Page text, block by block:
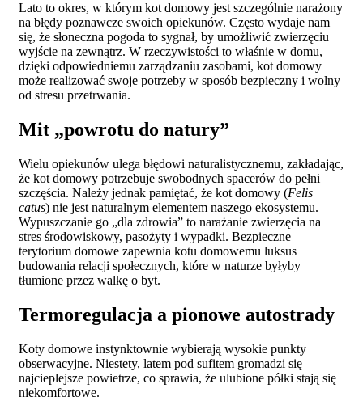
Lato to okres, w którym kot domowy jest szczególnie narażony
na błędy poznawcze swoich opiekunów. Często wydaje nam
się, że słoneczna pogoda to sygnał, by umożliwić zwierzęciu
wyjście na zewnątrz. W rzeczywistości to właśnie w domu,
dzięki odpowiedniemu zarządzaniu zasobami, kot domowy
może realizować swoje potrzeby w sposób bezpieczny i wolny
od stresu przetrwania.
Mit „powrotu do natury”
Wielu opiekunów ulega błędowi naturalistycznemu, zakładając,
że kot domowy potrzebuje swobodnych spacerów do pełni
szczęścia. Należy jednak pamiętać, że kot domowy (Felis
catus) nie jest naturalnym elementem naszego ekosystemu.
Wypuszczanie go „dla zdrowia” to narażanie zwierzęcia na
stres środowiskowy, pasożyty i wypadki. Bezpieczne
terytorium domowe zapewnia kotu domowemu luksus
budowania relacji społecznych, które w naturze byłyby
tłumione przez walkę o byt.
Termoregulacja a pionowe autostrady
Koty domowe instynktownie wybierają wysokie punkty
obserwacyjne. Niestety, latem pod sufitem gromadzi się
najcieplejsze powietrze, co sprawia, że ulubione półki stają się
niekomfortowe.